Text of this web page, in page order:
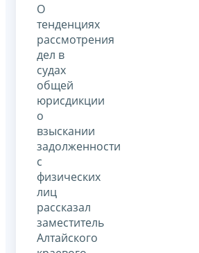
О
тенденциях
рассмотрения
дел в
судах
общей
юрисдикции
о
взыскании
задолженности
с
физических
лиц
рассказал
заместитель
Алтайского